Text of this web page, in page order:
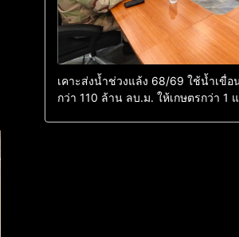
เคาะส่งน้ำช่วงแล้ง 68/69 ใช้น้ำเขื่อ
กว่า 110 ล้าน ลบ.ม. ให้เกษตรกว่า 1